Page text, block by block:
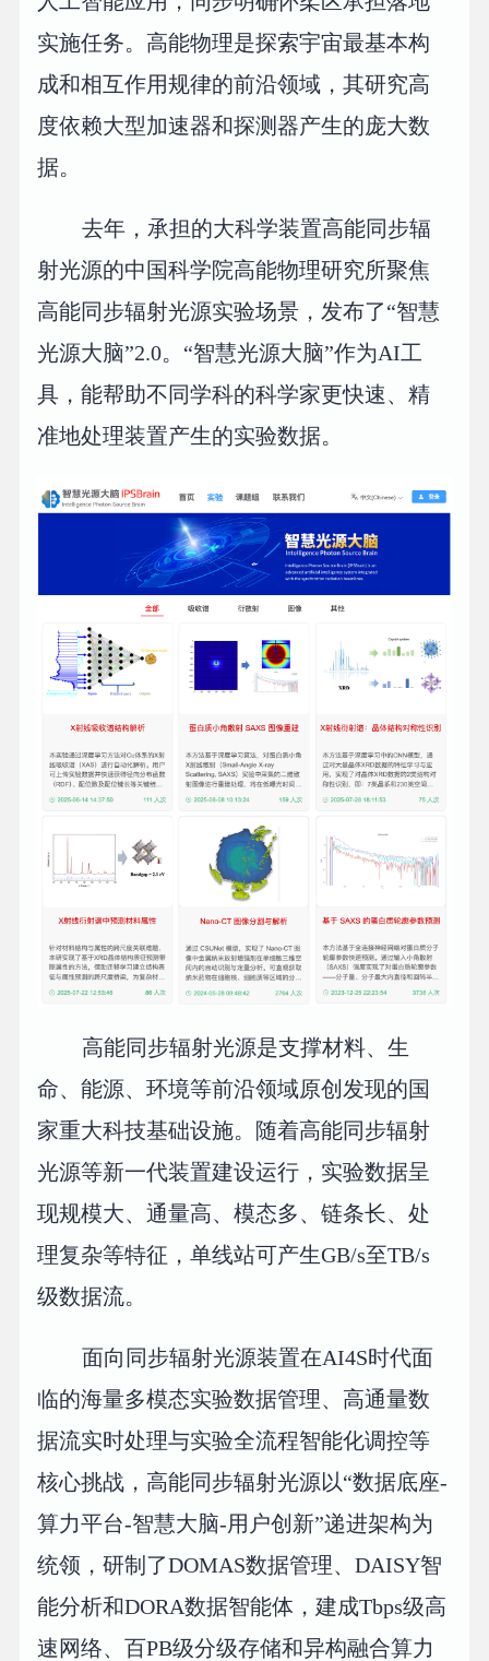
实施任务。高能物理是探索宇宙最基本构
成和相互作用规律的前沿领域，其研究高
度依赖大型加速器和探测器产生的庞大数
据。
去年，承担的大科学装置高能同步辐
射光源的中国科学院高能物理研究所聚焦
高能同步辐射光源实验场景，发布了“智慧
光源大脑”2.0。“智慧光源大脑”作为AI工
具，能帮助不同学科的科学家更快速、精
准地处理装置产生的实验数据。
高能同步辐射光源是支撑材料、生
命、能源、环境等前沿领域原创发现的国
家重大科技基础设施。随着高能同步辐射
光源等新一代装置建设运行，实验数据呈
现规模大、通量高、模态多、链条长、处
理复杂等特征，单线站可产生GB/s至TB/s
级数据流。
面向同步辐射光源装置在AI4S时代面
临的海量多模态实验数据管理、高通量数
据流实时处理与实验全流程智能化调控等
核心挑战，高能同步辐射光源以“数据底座-
算力平台-智慧大脑-用户创新”递进架构为
统领，研制了DOMAS数据管理、DAISY智
能分析和DORA数据智能体，建成Tbps级高
速网络、百PB级分级存储和异构融合算力